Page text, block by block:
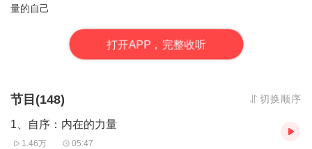
量的自己
打开APP，完整收听
节目(148) 切换顺序
1、自序：内在的力量
1.46万 05:47